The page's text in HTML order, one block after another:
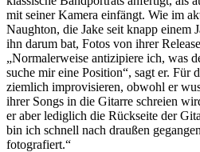
mit seiner Kamera einfängt. Wie im
Naughton, die Jake seit knapp einem
ihn darum bat, Fotos von ihrer
„Normalerweise antizipiere ich, was
suche mir eine Position“, sagt er. Für
ziemlich improvisieren, obwohl er
ihrer Songs in die Gitarre schreien
er aber lediglich die Rückseite der
bin ich schnell nach draußen
fotografiert.“